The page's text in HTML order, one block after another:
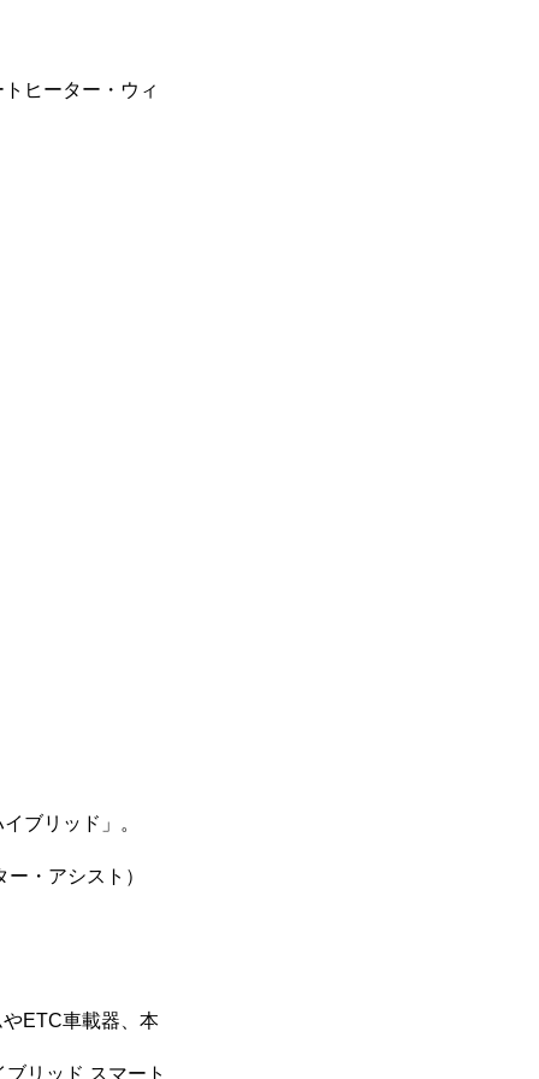
ヒーター・ウィ
ブリッド」。
・アシスト）
ETC車載器、本
リッド スマート